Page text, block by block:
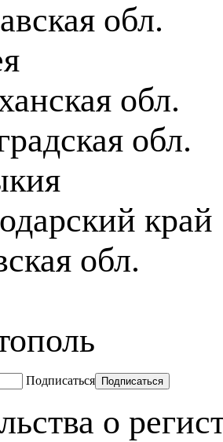
обл.
обл.
обл.
край
обл.
Подписаться
о